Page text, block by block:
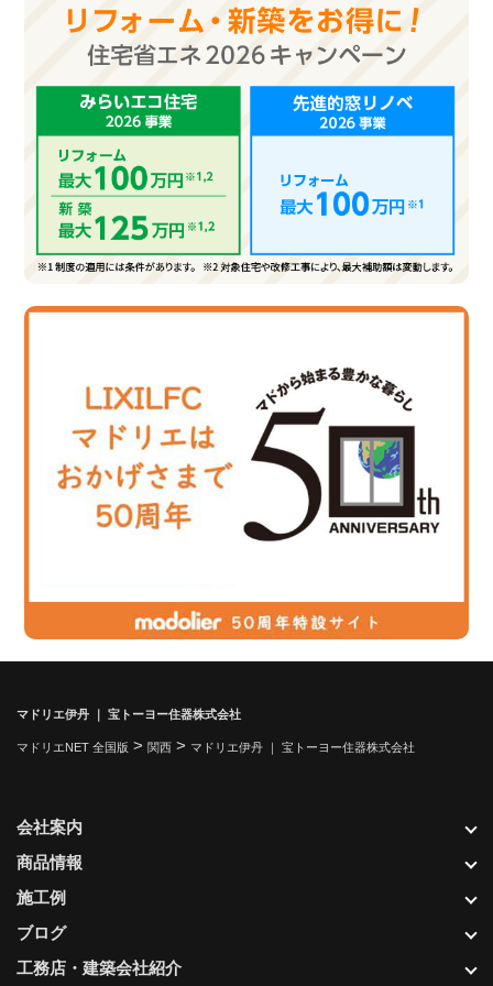
マドリエ伊丹 ｜ 宝トーヨー住器株式会社
マドリエNET 全国版 > 関西 > マドリエ伊丹 ｜ 宝トーヨー住器株式会社
会社案内
商品情報
施工例
ブログ
工務店・建築会社紹介